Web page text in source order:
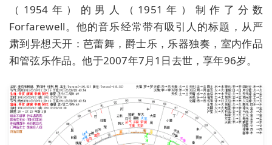
（1954年）的男人（1951年）制作了分数
Forfarewell。他的音乐经常带有吸引人的标题，从严
肃到异想天开：芭蕾舞，爵士乐，乐器独奏，室内作品
和管弦乐作品。他于2007年7月1日去世，享年96岁。